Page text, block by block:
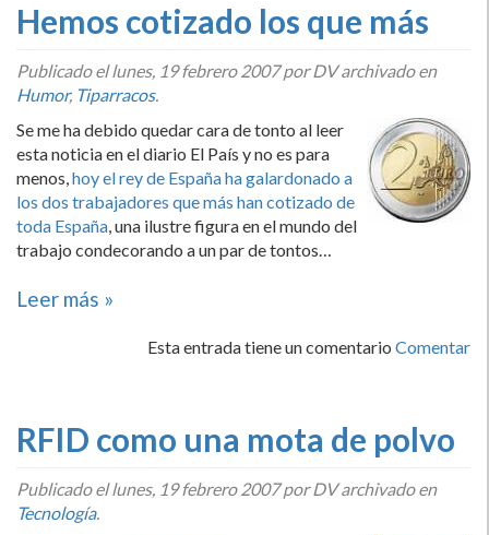
Hemos cotizado los que más
Publicado ellunes, 19 febrero 2007por DV archivado en
Humor, Tiparracos.
Se me ha debido quedar cara de tonto al leer
esta noticia en el diario El Paí­s y no es para
menos,hoy el rey de España ha galardonado a
los dos trabajadores que más han cotizado de
toda España, una ilustre figura en el mundo del
trabajo condecorando a un par de tontos…
Leer más »
Esta entrada tiene un comentario Comentar
RFID como una mota de polvo
Publicado ellunes, 19 febrero 2007por DV archivado en
Tecnologí­a.